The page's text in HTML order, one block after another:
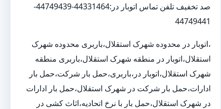
صد تخفیف تلفن تماس اتوبار در:44331464-44749439-
44749441
،اتوبار در محدوده شهرک استقلال،باربری محدوده شهرک
استقلال،اتوبار در منطقه شهرک استقلال،باربری منطقه
شهرک استقلال،اتوبار در،باربری،حمل بار شرکت،حمل بار
ادارات،حمل بار شرکت در شهرک استقلال،حمل بار ادارات
در شهرک استقلال،حمل بار با نرخ اتحادیه،اثاث کشی در